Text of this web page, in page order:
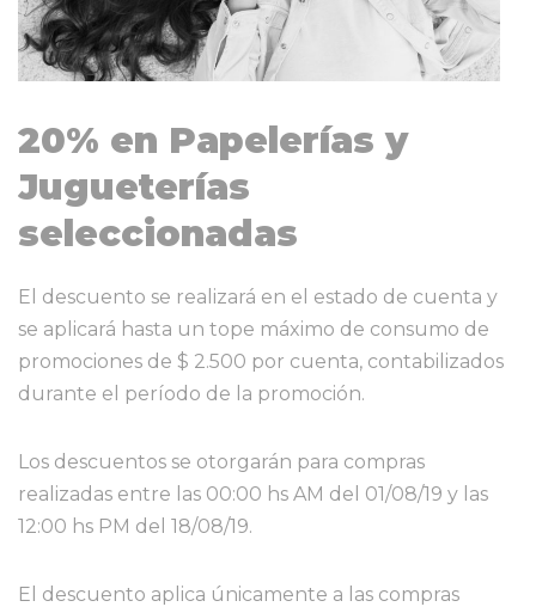
20% en Papelerías y
Jugueterías
seleccionadas
El descuento se realizará en el estado de cuenta y
se aplicará hasta un tope máximo de consumo de
promociones de $ 2.500 por cuenta, contabilizados
durante el período de la promoción.
Los descuentos se otorgarán para compras
realizadas entre las 00:00 hs AM del 01/08/19 y las
12:00 hs PM del 18/08/19.
El descuento aplica únicamente a las compras